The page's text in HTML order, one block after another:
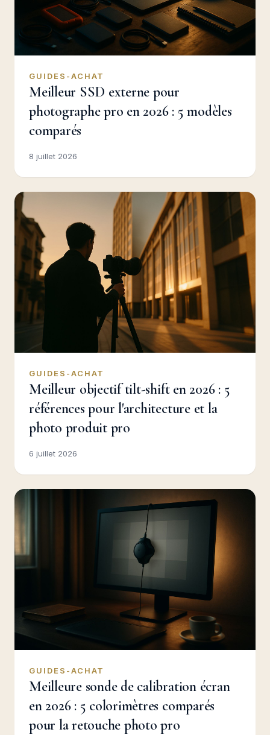
GUIDES-ACHAT
Meilleur SSD externe pour
photographe pro en 2026 : 5 modèles
comparés
8 juillet 2026
GUIDES-ACHAT
Meilleur objectif tilt-shift en 2026 : 5
références pour l'architecture et la
photo produit pro
6 juillet 2026
GUIDES-ACHAT
Meilleure sonde de calibration écran
en 2026 : 5 colorimètres comparés
pour la retouche photo pro